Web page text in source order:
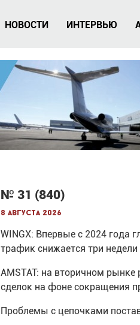
НОВОСТИ ИНТЕРВЬЮ
№ 31 (840)
8 августа 2026
WINGX: Впервые с 2024 года
трафик снижается три
AMSTAT: на вторичном рынке
сделок на фоне сокращения
Проблемы с цепочками